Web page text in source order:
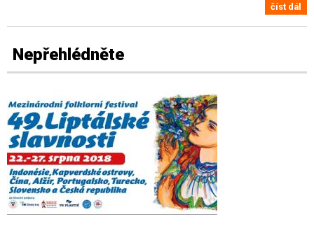
číst dál
Nepřehlédněte